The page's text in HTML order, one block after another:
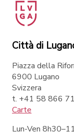
Città di
Piazza della
6900 Lugano
Svizzera
t. +41 58 866
Carte
Lun-Ven